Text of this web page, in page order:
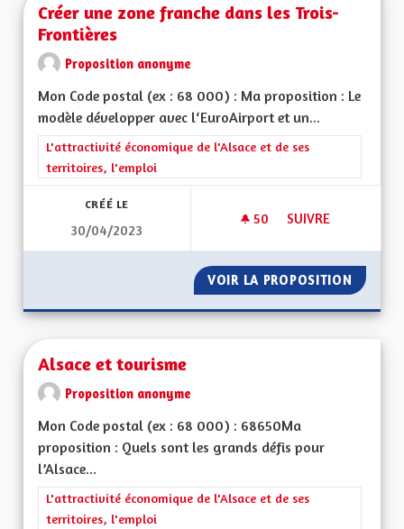
Créer une zone franche dans les Trois-
Frontières
Proposition anonyme
Mon Code postal (ex : 68 000) : Ma proposition : Le
modèle développer avec l‘EuroAirport et un...
Filtrer les résultats de la catégorie : L'attractivité
L'attractivité économique de l'Alsace et de ses
territoires, l'emploi
CRÉÉ LE
30/04/2023
50 50 ABONNÉS
SUIVRE
VOIR LA PROPOSITION
Alsace et tourisme
Proposition anonyme
Mon Code postal (ex : 68 000) : 68650Ma
proposition : Quels sont les grands défis pour
l’Alsace...
Filtrer les résultats de la catégorie : L'attractivité
L'attractivité économique de l'Alsace et de ses
territoires, l'emploi